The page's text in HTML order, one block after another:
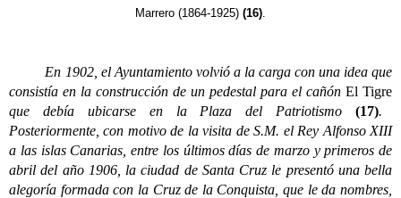
Marrero (1864-1925) (16)
En 1902, el Ayuntamiento volvió a la carga con una idea que
consistía en la construcción de un pedestal para el cañón El Tigre
que debía ubicarse en la Plaza del Patriotismo(17).
Posteriormente, con motivo de la visita de S.M. el Rey Alfonso XIII
a las islas Canarias, entre los últimos días de marzo y primeros de
abril del año 1906, la ciudad de Santa Cruz le presentó una bella
alegoría formada con la Cruz de la Conquista, que le da nombres,